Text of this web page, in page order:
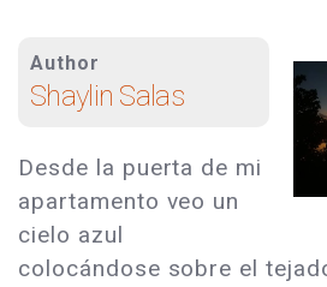
Author
Shaylin Salas
Desde la puerta de mi
apartamento veo un
cielo azul
colocándose sobre el